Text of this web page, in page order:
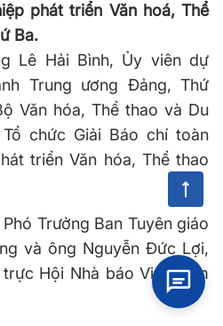
phát triển Văn hoá, Thể
Ba.
Lê Hải Bình, Ủy viên dự
Trung ương Đảng, Thứ
Văn hóa, Thể thao và Du
chức Giải Báo chí toàn
triển Văn hóa, Thể thao
Trưởng Ban Tuyên giáo
và ông Nguyễn Đức Lợi,
Hội Nhà báo Việt Nam